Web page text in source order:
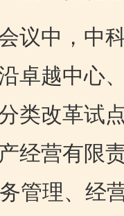
中，中科
卓越中心
类改革试
经营有限
管理、经